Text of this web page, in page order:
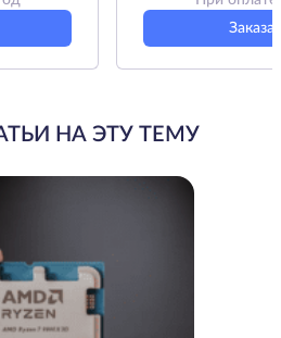
НА ЭТУ ТЕМУ